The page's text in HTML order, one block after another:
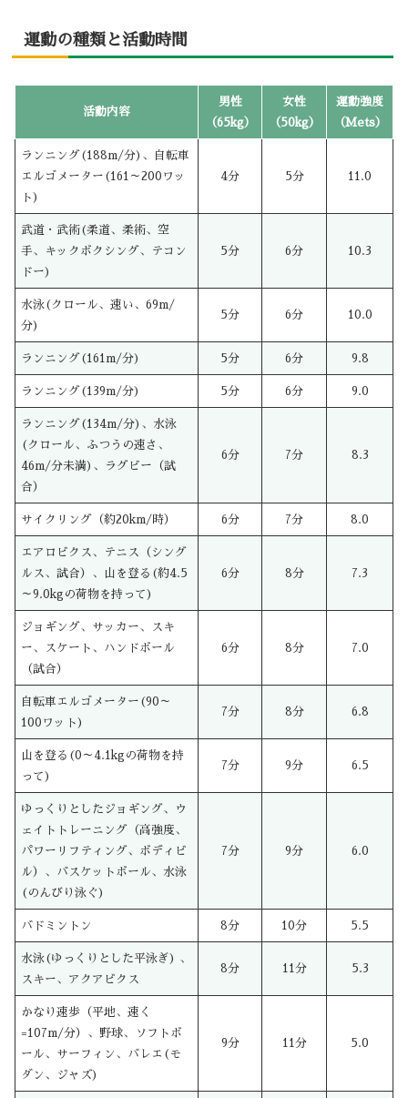
運動の種類と活動時間
活動内容
男性
（65kg）
女性
（50kg）
運動強度
（Mets）
ランニング(188m/分)、自転車
エルゴメーター(161～200ワッ
ト)
4分 5分 11.0
武道・武術(柔道、柔術、空
手、キックボクシング、テコン
ドー)
5分 6分 10.3
水泳(クロール、速い、69m/
分)
5分 6分 10.0
ランニング(161m/分) 5分 6分 9.8
ランニング(139m/分) 5分 6分 9.0
ランニング(134m/分)、水泳
(クロール、ふつうの速さ、
46m/分未満)、ラグビー（試
合）
6分 7分 8.3
サイクリング（約20km/時） 6分 7分 8.0
エアロビクス、テニス（シング
ルス、試合）、山を登る(約4.5
～9.0kgの荷物を持って)
6分 8分 7.3
ジョギング、サッカー、スキ
ー、スケート、ハンドボール
（試合）
6分 8分 7.0
自転車エルゴメーター(90～
100ワット)
7分 8分 6.8
山を登る(0～4.1kgの荷物を持
って)
7分 9分 6.5
ゆっくりとしたジョギング、ウ
ェイトトレーニング（高強度、
パワーリフティング、ボディビ
ル）、バスケットボール、水泳
(のんびり泳ぐ)
7分 9分 6.0
バドミントン 8分 10分 5.5
水泳(ゆっくりとした平泳ぎ) 、
スキー、アクアビクス
8分 11分 5.3
かなり速歩（平地、速く
=107m/分）、野球、ソフトボ
ール、サーフィン、バレエ(モ
ダン、ジャズ)
9分 11分 5.0